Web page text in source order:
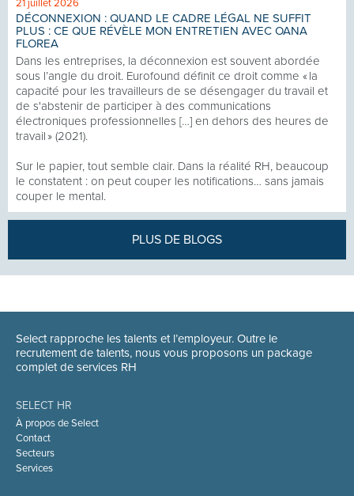
21 juillet 2026
DÉCONNEXION : QUAND LE CADRE LÉGAL NE SUFFIT
PLUS : CE QUE RÉVÈLE MON ENTRETIEN AVEC OANA
FLOREA
Dans les entreprises, la déconnexion est souvent abordée
sous l’angle du droit. Eurofound définit ce droit comme « la
capacité pour les travailleurs de se désengager du travail et
de s'abstenir de participer à des communications
électroniques professionnelles […] en dehors des heures de
travail » (2021).
Sur le papier, tout semble clair. Dans la réalité RH, beaucoup
le constatent : on peut couper les notifications… sans jamais
couper le mental.
PLUS DE BLOGS
Select rapproche les talents et l’employeur. Outre le
recrutement de talents, nous vous proposons un package
complet de services RH
SELECT HR
À propos de Select
Contact
Secteurs
Services